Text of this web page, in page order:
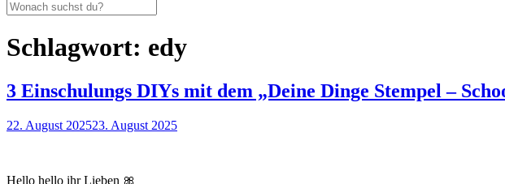
Schlagwort: edy
3 Einschulungs DIYs mit dem „Deine Dinge Stempel –
22. August 202523. August 2025
Hello hello ihr Lieben 🎀